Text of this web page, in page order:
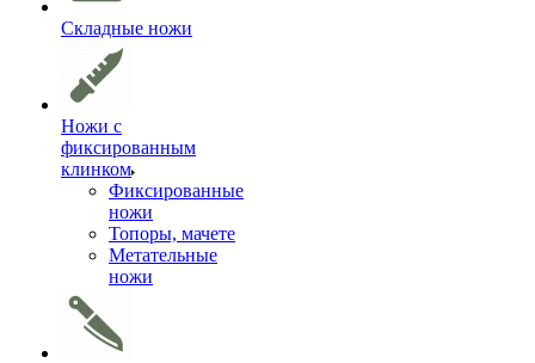
Складные ножи
Ножи с
фиксированным
клинком
Фиксированные
ножи
Топоры, мачете
Метательные
ножи